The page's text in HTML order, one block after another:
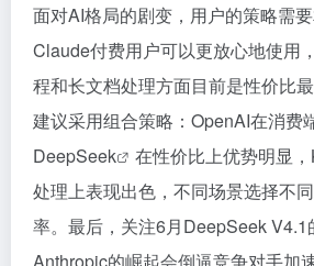
面对AI格局的剧变，用户的策略需
Claude付费用户可以更放心地使用
程和长文档处理方面目前是性价比
建议采用组合策略：OpenAI在消费
DeepSeek
在性价比上优势明显
处理上表现出色，不同场景选择不
率。最后，关注6月DeepSeek
Anthropic的崛起会倒逼竞争对手加